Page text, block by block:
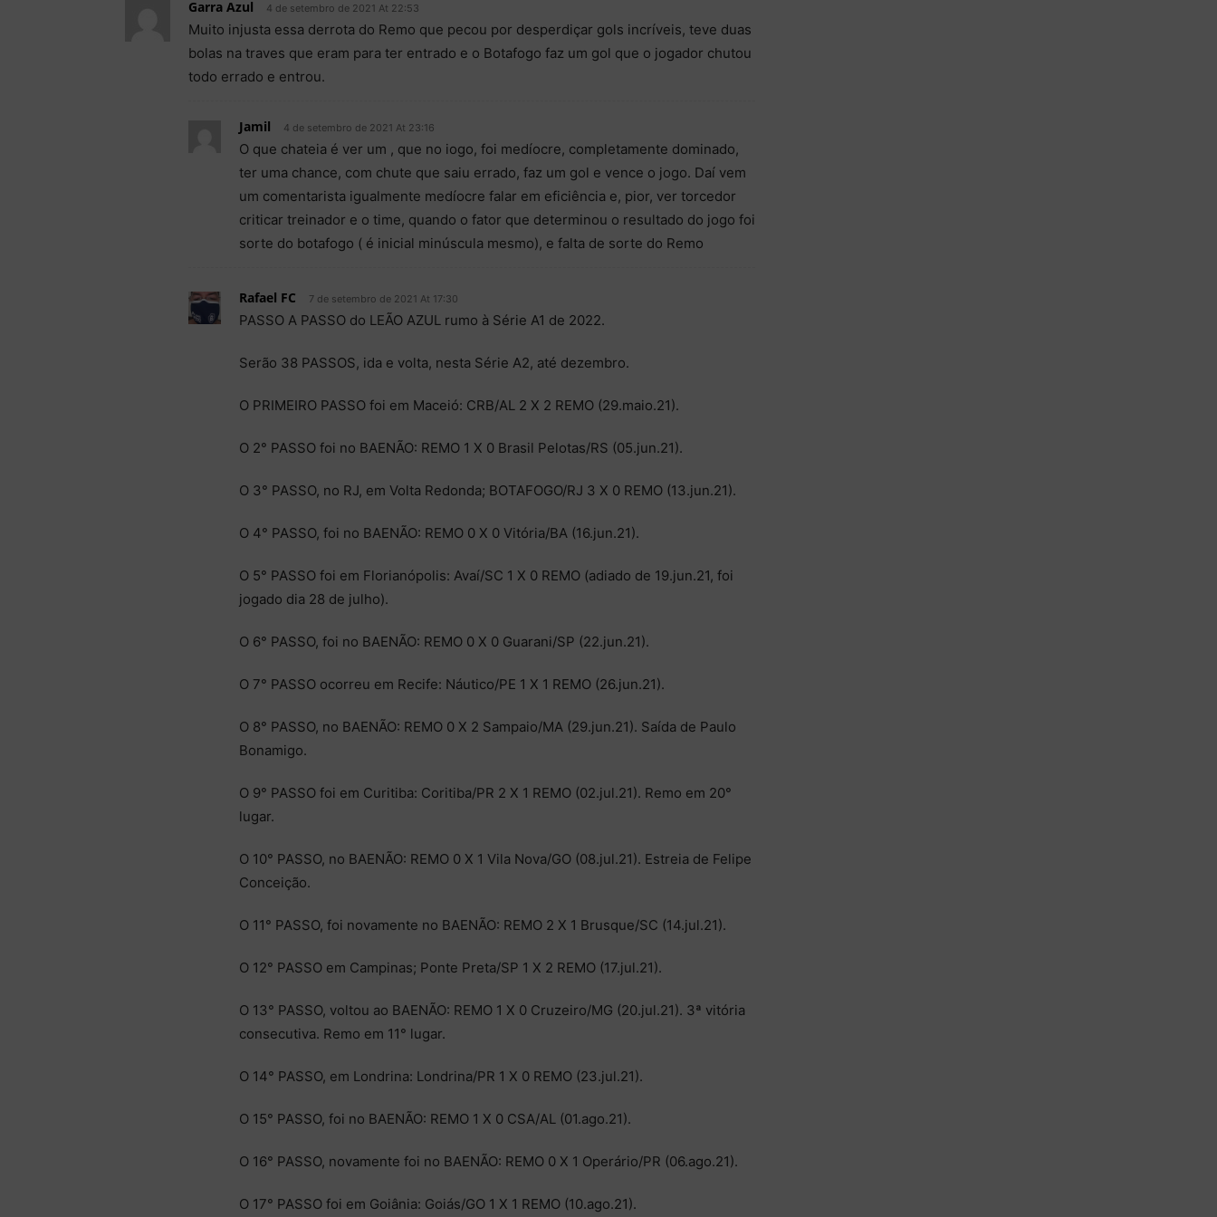
Garra Azul 4 de setembro de 2021 At 22:53
Muito injusta essa derrota do Remo que pecou por desperdiçar gols incríveis, teve duas
bolas na traves que eram para ter entrado e o Botafogo faz um gol que o jogador chutou
todo errado e entrou.
Jamil 4 de setembro de 2021 At 23:16
O que chateia é ver um , que no iogo, foi medíocre, completamente dominado,
ter uma chance, com chute que saiu errado, faz um gol e vence o jogo. Daí vem
um comentarista igualmente medíocre falar em eficiência e, pior, ver torcedor
criticar treinador e o time, quando o fator que determinou o resultado do jogo foi
sorte do botafogo ( é inicial minúscula mesmo), e falta de sorte do Remo
Rafael FC 7 de setembro de 2021 At 17:30
PASSO A PASSO do LEÃO AZUL rumo à Série A1 de 2022.
Serão 38 PASSOS, ida e volta, nesta Série A2, até dezembro.
O PRIMEIRO PASSO foi em Maceió: CRB/AL 2 X 2 REMO (29.maio.21).
O 2° PASSO foi no BAENÃO: REMO 1 X 0 Brasil Pelotas/RS (05.jun.21).
O 3° PASSO, no RJ, em Volta Redonda; BOTAFOGO/RJ 3 X 0 REMO (13.jun.21).
O 4° PASSO, foi no BAENÃO: REMO 0 X 0 Vitória/BA (16.jun.21).
O 5° PASSO foi em Florianópolis: Avaí/SC 1 X 0 REMO (adiado de 19.jun.21, foi
jogado dia 28 de julho).
O 6° PASSO, foi no BAENÃO: REMO 0 X 0 Guarani/SP (22.jun.21).
O 7° PASSO ocorreu em Recife: Náutico/PE 1 X 1 REMO (26.jun.21).
O 8° PASSO, no BAENÃO: REMO 0 X 2 Sampaio/MA (29.jun.21). Saída de Paulo
Bonamigo.
O 9° PASSO foi em Curitiba: Coritiba/PR 2 X 1 REMO (02.jul.21). Remo em 20°
lugar.
O 10° PASSO, no BAENÃO: REMO 0 X 1 Vila Nova/GO (08.jul.21). Estreia de Felipe
Conceição.
O 11° PASSO, foi novamente no BAENÃO: REMO 2 X 1 Brusque/SC (14.jul.21).
O 12° PASSO em Campinas; Ponte Preta/SP 1 X 2 REMO (17.jul.21).
O 13° PASSO, voltou ao BAENÃO: REMO 1 X 0 Cruzeiro/MG (20.jul.21). 3ª vitória
consecutiva. Remo em 11° lugar.
O 14° PASSO, em Londrina: Londrina/PR 1 X 0 REMO (23.jul.21).
O 15° PASSO, foi no BAENÃO: REMO 1 X 0 CSA/AL (01.ago.21).
O 16° PASSO, novamente foi no BAENÃO: REMO 0 X 1 Operário/PR (06.ago.21).
O 17° PASSO foi em Goiânia: Goiás/GO 1 X 1 REMO (10.ago.21).